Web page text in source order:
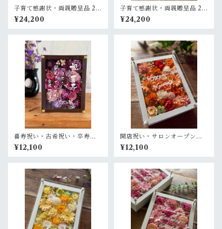
子育て感謝状・両親贈呈品 2個
セット【名入れ】プリザーブ
ドフラワーアレンジ ウッドフ
レーム 白木枠〈赤＆白ブルー
¥24,200
子育て感謝状・両親贈呈品 2個
セット【名入れ】プリザーブ
ドフラワーアレンジ ウッドフ
レーム〈ベージュオレンジ白
¥24,200
喜寿祝い・古希祝い・卒寿祝
い・長寿祝い・結婚記念日祝
い【名入れ】プリザーブドフ
ラワーアレンジ ウッドフレー
¥12,100
開店祝い・サロンオープン祝
い・退職祝い・結婚祝い【名
入れ】プリザーブドフラワー
アレンジ ウッドフレーム 白木
¥12,100